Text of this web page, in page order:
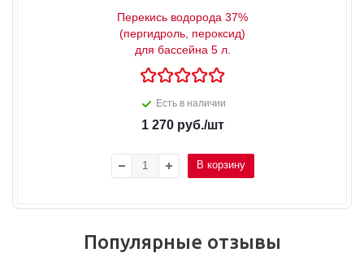
Перекись водорода 37%
(пергидроль, пероксид)
для бассейна 5 л.
Есть в наличии
1 270руб./шт
В корзину
Популярные отзывы